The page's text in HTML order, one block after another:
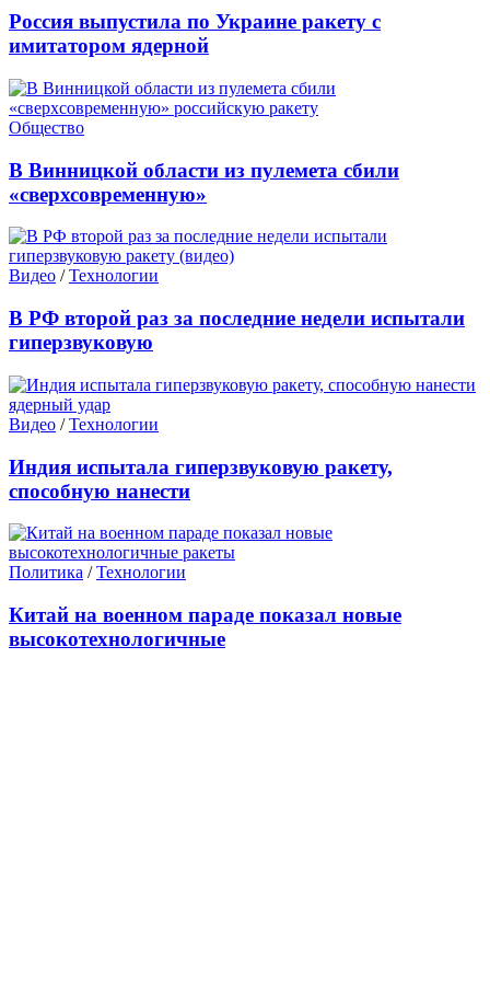
Россия выпустила по Украине ракету с
имитатором ядерной
Общество
В Винницкой области из пулемета сбили
«сверхсовременную»
Видео /Технологии
В РФ второй раз за последние недели испытали
гиперзвуковую
Видео /Технологии
Индия испытала гиперзвуковую ракету,
способную нанести
Политика /Технологии
Китай на военном параде показал новые
высокотехнологичные